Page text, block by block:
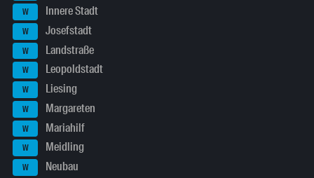
W Innere Stadt
W Josefstadt
W Landstraße
W Leopoldstadt
W Liesing
W Margareten
W Mariahilf
W Meidling
W Neubau